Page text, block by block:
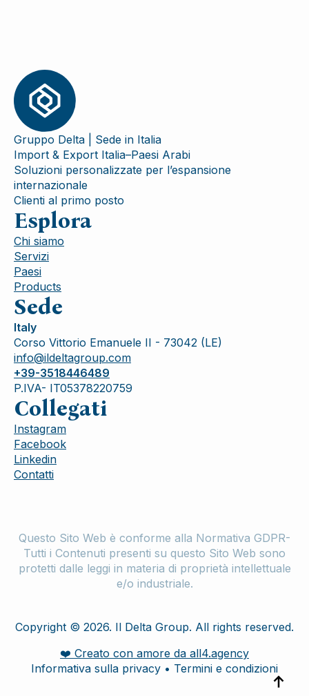
Gruppo Delta | Sede in Italia
Import & Export Italia–Paesi Arabi
Soluzioni personalizzate per l’espansione
internazionale
Clienti al primo posto
Esplora
Chi siamo
Servizi
Paesi
Products
Sede
Italy
Corso Vittorio Emanuele II - 73042 (LE)
info@ildeltagroup.com
+39-3518446489
P.IVA- IT05378220759
Collegati
Instagram
Facebook
Linkedin
Contatti
Questo Sito Web è conforme alla Normativa GDPR-
Tutti i Contenuti presenti su questo Sito Web sono
protetti dalle leggi in materia di proprietà intellettuale
e/o industriale.
Copyright © 2026. Il Delta Group. All rights reserved.
❤️ Creato con amore da all4.agency
Informativa sulla privacy • Termini e condizioni